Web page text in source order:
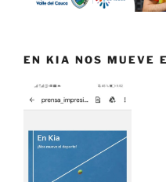
EN KIA NOS MUEVE